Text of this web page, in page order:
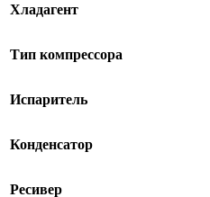
Хладагент
Тип компрессора
Испаритель
Конденсатор
Ресивер